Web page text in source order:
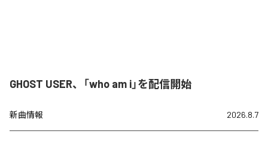
GHOST USER、「who am i」を配信開始
新曲情報 2026.8.7